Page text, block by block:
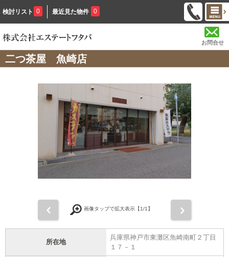
検討リスト 0 最近見た物件 0
お問合せ
二つ茶屋 魚崎店
画像タップで拡大表示【1/1】
所在地
兵庫県神戸市東灘区魚崎南町２丁目
１７－１